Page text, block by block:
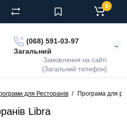
(068) 591-03-97
Загальний
Замовлення на сайті
(Загальний телефон)
0
для Ресторанів Програма для
Libra